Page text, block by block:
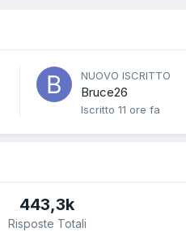
NUOVO ISCRITTO
Bruce26
Iscritto 11 ore fa
443,3k
Risposte Totali